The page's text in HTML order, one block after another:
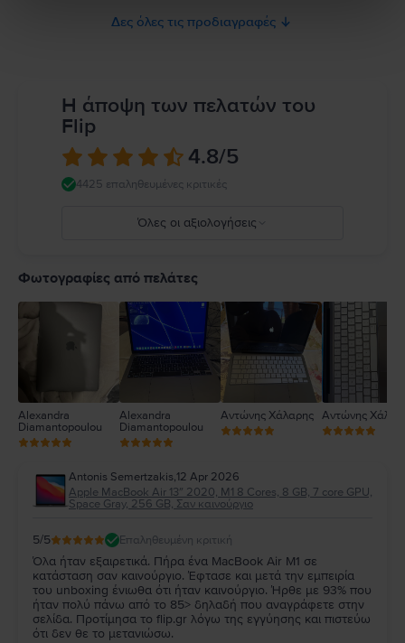
ή καιρικά φαινόμενα όπως βροχή, χιόνι και ομίχλη. Για να μειώσετε τον
κίνδυνο υπερθέρμανσης ή τραυματισμών που σχετίζονται με τη
σας μπορεί να βρίσκεται σε παρατεταμένη επαφή με τη συσκευή ή τον
προσαρμογέα τροφοδοτικού της κατά τη λειτουργία ή τη σύνδεση σε πηγή
τροφοδοσίας. Το MacBook περιέχει μαγνήτες, καθώς και εξαρτήματα και
κεραίες που εκπέμπουν ηλεκτρομαγνητικά πεδία. Αυτοί οι μαγνήτες και τα
ηλεκτρομαγνητικά πεδία ενδέχεται να επηρεάσουν τη λειτουργία ιατρικών
συσκευών. Συμβουλευτείτε τον γιατρό σας και τον κατασκευαστή της
ιατρικής σας συσκευής για πληροφορίες σχετικά με τη συσκευή σας.
ca/guide/macbook-air/apd9b8f7aa11/mac
Δες όλες τις προδιαγραφές
Η άποψη των πελατών του
Flip
4.8/5
4425 επαληθευμένες κριτικές
Όλες οι αξιολογήσεις
4
Φωτογραφίες από πελάτες
Alexandra
Diamantopoulou
Alexandra
Diamantopoulou
Αντώνης Χάλαρης Αντώνης
Antonis Semertzakis,12 Apr 2026
Apple MacBook Air 13″ 2020, M1 8 Cores, 8 GB, 7 core GPU,
Space Gray, 256 GB, Σαν καινούργιο
5/5 Επαληθευμένη κριτική
Όλα ήταν εξαιρετικά. Πήρα ένα MacBook Air M1 σε
κατάσταση σαν καινούργιο. Έφτασε και μετά την εμπειρία
του unboxing ένιωθα ότι ήταν καινούργιο. Ήρθε με 93% που
ήταν πολύ πάνω από το 85> δηλαδή που αναγράφετε στην
σελίδα. Προτίμησα το flip.gr λόγω της εγγύησης και πιστεύω
ότι δεν θε το μετανιώσω.